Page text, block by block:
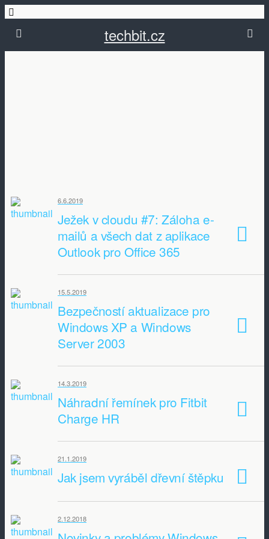
techbit.cz
6.6.2019
Ježek v cloudu #7: Záloha e-
mailů a všech dat z aplikace
Outlook pro Office 365
15.5.2019
Bezpečností aktualizace pro
Windows XP a Windows
Server 2003
14.3.2019
Náhradní řemínek pro Fitbit
Charge HR
21.1.2019
Jak jsem vyráběl dřevní štěpku
2.12.2018